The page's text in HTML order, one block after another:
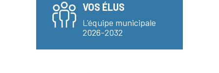
VOS ÉLUS
L'équipe municipale
2026-2032